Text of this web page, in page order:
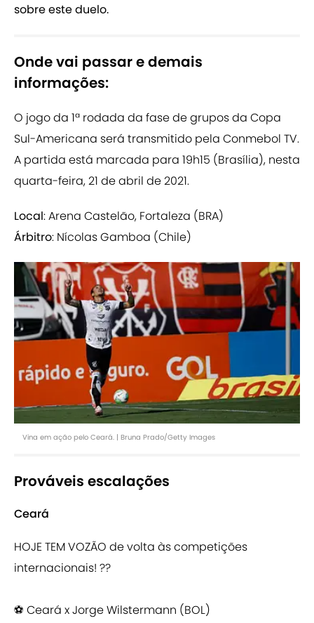
sobre este duelo.
Onde vai passar e demais
informações:
O jogo da 1ª rodada da fase de grupos da Copa
Sul-Americana será transmitido pela Conmebol TV.
A partida está marcada para 19h15 (Brasília), nesta
quarta-feira, 21 de abril de 2021.
Local: Arena Castelão, Fortaleza (BRA)
Árbitro: Nícolas Gamboa (Chile)
Vina em ação pelo Ceará. | Bruna Prado/Getty Images
Prováveis escalações
Ceará
HOJE TEM VOZÃO de volta às competições
internacionais! ??
⚽ Ceará x Jorge Wilstermann (BOL)